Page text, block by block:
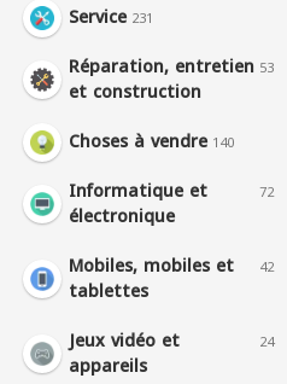
Service 231
Réparation, entretien
et construction
53
Choses à vendre 140
Informatique et
électronique
72
Mobiles, mobiles et
tablettes
42
Jeux vidéo et
appareils
24